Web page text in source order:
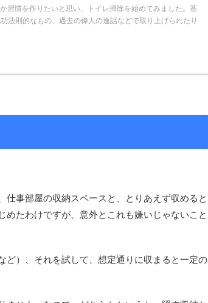
習慣を作りたいと思い、トイレ掃除を始めてみました。基
法則的なもの、過去の偉人の逸話などで取り上げられたり
事部屋の収納スペースと、とりあえず収めると
たわけですが、意外とこれも嫌いじゃないこと
ど）、それを試して、想定通りに収まると一定の